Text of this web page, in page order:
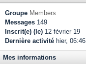
Groupe Members
Messages 149
Inscrit(e) (le) 12-février 19
Dernière activité hier, 06:46
Mes informations